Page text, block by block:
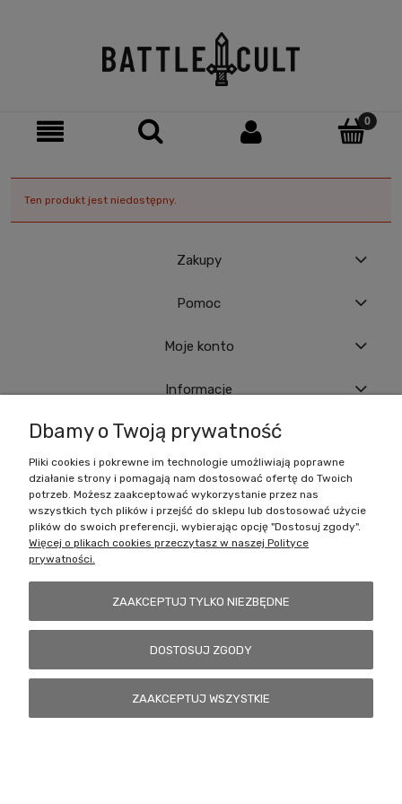
Ten produkt jest niedostępny.
Zakupy
Pomoc
Moje konto
Informacje
Battlecult | ul. Benedykta Dybowskiego 45/7, 41-208 Sosnowiec, woj.
śląskie | Email:kontakt@battlecult.plTel.: 669966242 | NIP:
6443563610 REGON: 520502331
POKAŻ PEŁNĄ WERSJĘ STRONY
Dbamy o Twoją prywatność
Pliki cookies i pokrewne im technologie umożliwiają poprawne
działanie strony i pomagają nam dostosować ofertę do Twoich
potrzeb. Możesz zaakceptować wykorzystanie przez nas
wszystkich tych plików i przejść do sklepu lub dostosować użycie
plików do swoich preferencji, wybierając opcję "Dostosuj zgody".
Więcej o plikach cookies przeczytasz w naszej Polityce
prywatności.
ZAAKCEPTUJ TYLKO NIEZBĘDNE
DOSTOSUJ ZGODY
ZAAKCEPTUJ WSZYSTKIE